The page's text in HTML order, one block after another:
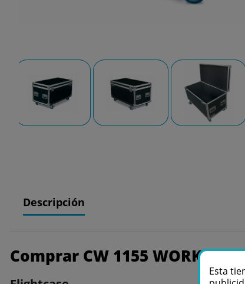
Descripción
Comprar CW 1155 WORK Pro
Esta